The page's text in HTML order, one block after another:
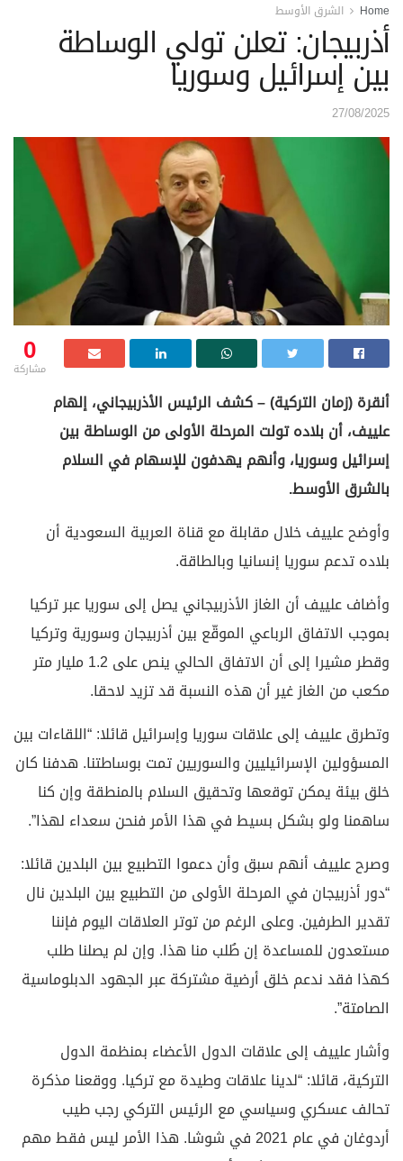
Home الشرق الأوسط
أذربيجان: تعلن تولي الوساطة
بين إسرائيل وسوريا
27/08/2025
0
مشاركة
أنقرة (زمان التركية) – كشف الرئيس الأذربيجاني، إلهام
علييف، أن بلاده تولت المرحلة الأولى من الوساطة بين
إسرائيل وسوريا، وأنهم يهدفون للإسهام في السلام
بالشرق الأوسط.
وأوضح علييف خلال مقابلة مع قناة العربية السعودية أن
بلاده تدعم سوريا إنسانيا وبالطاقة.
وأضاف علييف أن الغاز الأذربيجاني يصل إلى سوريا عبر تركيا
بموجب الاتفاق الرباعي الموقّع بين أذربيجان وسورية وتركيا
وقطر مشيرا إلى أن الاتفاق الحالي ينص على 1.2 مليار متر
مكعب من الغاز غير أن هذه النسبة قد تزيد لاحقا.
وتطرق علييف إلى علاقات سوريا وإسرائيل قائلا: “اللقاءات بين
المسؤولين الإسرائيليين والسوريين تمت بوساطتنا. هدفنا كان
خلق بيئة يمكن توقعها وتحقيق السلام بالمنطقة وإن كنا
ساهمنا ولو بشكل بسيط في هذا الأمر فنحن سعداء لهذا”.
وصرح علييف أنهم سبق وأن دعموا التطبيع بين البلدين قائلا:
“دور أذربيجان في المرحلة الأولى من التطبيع بين البلدين نال
تقدير الطرفين. وعلى الرغم من توتر العلاقات اليوم فإننا
مستعدون للمساعدة إن طُلب منا هذا. وإن لم يصلنا طلب
كهذا فقد ندعم خلق أرضية مشتركة عبر الجهود الدبلوماسية
الصامتة”.
وأشار علييف إلى علاقات الدول الأعضاء بمنظمة الدول
التركية، قائلا: “لدينا علاقات وطيدة مع تركيا. ووقعنا مذكرة
تحالف عسكري وسياسي مع الرئيس التركي رجب طيب
أردوغان في عام 2021 في شوشا. هذا الأمر ليس فقط مهم